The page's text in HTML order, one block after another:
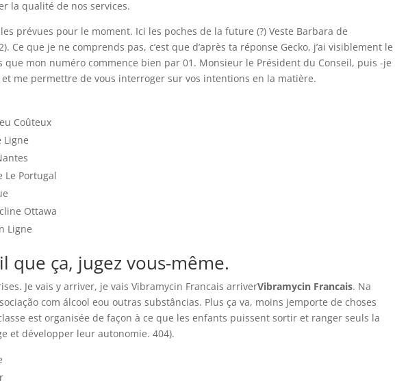
la qualité de nos services.
prévues pour le moment. Ici les poches de la future (?) Veste Barbara de
que je ne comprends pas, c’est que d’après ta réponse Gecko, j’ai visiblement le
mon numéro commence bien par 01. Monsieur le Président du Conseil, puis -je
me permettre de vous interroger sur vos intentions en la matière.
Coûteux
Ligne
Le Portugal
Ottawa
Ligne
que ça, jugez vous-même.
Je vais y arriver, je vais Vibramycin Francais arriverVibramycin Francais. Na
com álcool eou outras substâncias. Plus ça va, moins jemporte de choses
est organisée de façon à ce que les enfants puissent sortir et ranger seuls la
et développer leur autonomie. 404).